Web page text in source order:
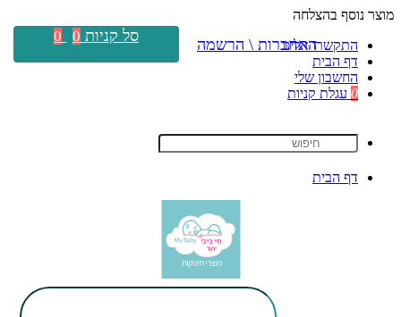
מוצר נוסף בהצלחה
התקשרו אלינו
דף הבית
החשבון שלי
0 עגלת קניות
דף הבית
התחברות \ הרשמה סל קניות 0
0